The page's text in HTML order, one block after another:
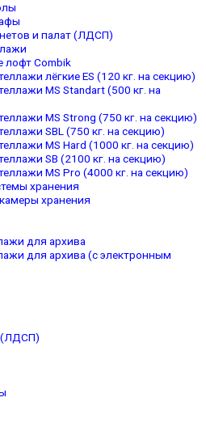
и палат (ЛДСП)
лофт Combik
лёгкие ES (120 кг. на секцию)
MS Standart (500 кг. на
MS Strong (750 кг. на секцию)
SBL (750 кг. на секцию)
MS Hard (1000 кг. на секцию)
SB (2100 кг. на секцию)
MS Pro (4000 кг. на секцию)
хранения
хранения
для архива
для архива (с электронным